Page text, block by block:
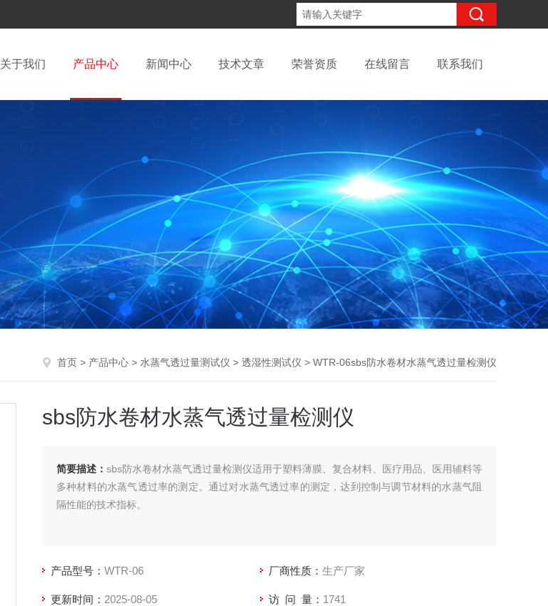
关于我们 产品中心 新闻中心 技术文章 荣誉资质 在线留言 联系我们
首页 > 产品中心 > 水蒸气透过量测试仪 > 透湿性测试仪 > WTR-06sbs防水卷材水蒸气透过量检测仪
sbs防水卷材水蒸气透过量检测仪
简要描述： sbs防水卷材水蒸气透过量检测仪适用于塑料薄膜、复合材料、医疗用品、医用辅料等
多种材料的水蒸气透过率的测定。通过对水蒸气透过率的测定，达到控制与调节材料的水蒸气阻
隔性能的技术指标。
产品型号： WTR-06 厂商性质：生产厂家
更新时间： 2025-08-05 访 问 量： 1741